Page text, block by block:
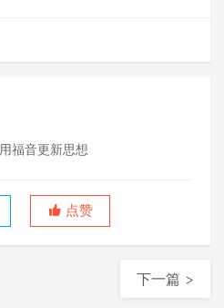
让信仰照亮生活 用福音更新思想
点赞
下一篇 >